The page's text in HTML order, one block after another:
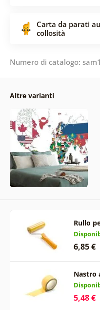
Carta da parati
collosità
Numero di catalogo:
Altre varianti
Rullo
6,85 €
Nastro
5,48 €